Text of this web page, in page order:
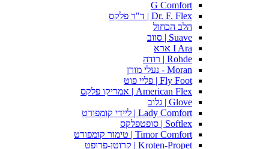
G Comfort
Dr. F. Flex | ד"ר פלקס
הלב הכחול
Suave | סווב
I Ara ארא
Rohde | רודה
Moran - נעלי מורן
Fly Foot | פליי פוט
American Flex | אמריקו פלקס
Glove | גלוב
Lady Comfort | ליידי קומפורט
Softlex | סופטפלקס
Timor Comfort | טימור קומפורט
Kroten-Propet | קרוטן-פרופט